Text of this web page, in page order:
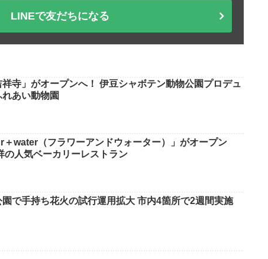
LINEで友だちになる
祥寺」がオープンへ！ 伊豆シャボテン動物公園プロデュ
あい動物園
water（フラワーアンドウォーター）」がオープン
の人気ベーカリーレストラン
園で手持ち花火の試行運用拡大 市内4箇所で2週間実施